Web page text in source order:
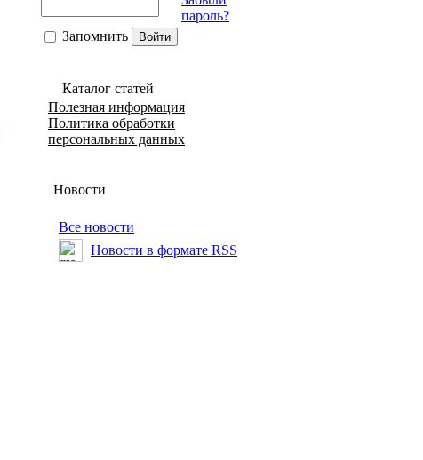
пароль?
Запомнить
Каталог статей
Полезная информация
Политика обработки
персональных данных
Новости
Все новости
Новости в формате RSS